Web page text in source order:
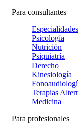
Para consultantes
Especialidades
Psicología
Nutrición
Psiquiatría
Derecho
Kinesiología
Terapias
Medicina
Para profesionales